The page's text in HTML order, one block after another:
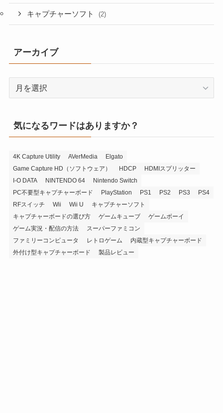
キャプチャーソフト (2)
アーカイブ
イ
ブ
気になるワードはありますか？
4K Capture Utility AVerMedia
Elgato
Game Capture HD（ソフトウェア）
HDCP
HDMIスプリッター
I-O DATA
NINTENDO 64
Nintendo Switch
PC不要型キャプチャーボード
PlayStation PS1 PS2 PS3
PS4
RFスイッチ
Wii Wii U
キャプチャーソフト
キャプチャーボードの選び方
ゲームキューブ
ゲームボーイ
ゲーム実況・配信の方法
スーパーファミコン
ファミリーコンピュータ
レトロゲーム
内蔵型キャプチャーボード
外付け型キャプチャーボード
製品レビュー